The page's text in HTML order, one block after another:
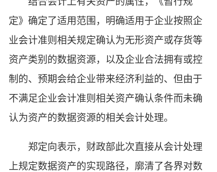
定》确定了适用范围，明确适用于企业按照企
业会计准则相关规定确认为无形资产或存货等
资产类别的数据资源，以及企业合法拥有或控
制的、预期会给企业带来经济利益的、但由于
不满足企业会计准则相关资产确认条件而未确
认为资产的数据资源的相关会计处理。
郑定向表示，财政部此次直接从会计处理
上规定数据资产的实现路径，廓清了各界对数